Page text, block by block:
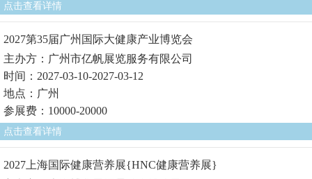
点击查看详情
2027第35届广州国际大健康产业博览会
主办方：广州市亿帆展览服务有限公司
时间：2027-03-10-2027-03-12
地点：广州
参展费：10000-20000
点击查看详情
2027上海国际健康营养展{HNC健康营养展}